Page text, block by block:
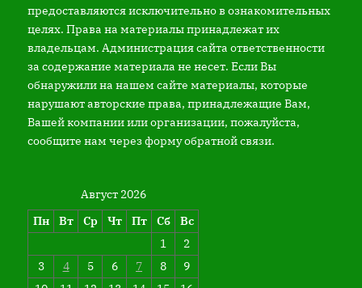
предоставляются исключительно в ознакомительных
целях. Права на материалы принадлежат их
владельцам. Администрация сайта ответственности
за содержание материала не несет. Если Вы
обнаружили на нашем сайте материалы, которые
нарушают авторские права, принадлежащие Вам,
Вашей компании или организации, пожалуйста,
сообщите нам через форму обратной связи.
Август 2026
Пн
Вт Ср Чт Пт Сб
Вс
1
2
3
4 5 6 7 8
9